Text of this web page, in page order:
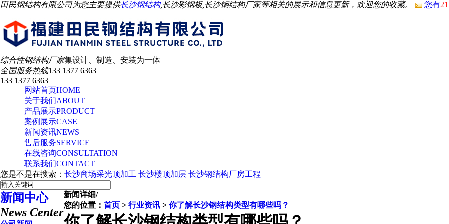
田民钢结构有限公司为您主要提供长沙钢结构,长沙彩钢板,长沙钢结构厂家等相关的展示和信息更新，欢迎您的收藏。 您有21
综合性钢结构厂家集设计、制造、安装为一体
全国服务热线133 1377 6363
133 1377 6363
网站首页HOME
关于我们ABOUT
产品展示PRODUCT
案例展示CASE
新闻资讯NEWS
售后服务SERVICE
在线咨询CONSULTATION
联系我们CONTACT
您是不是在搜索： 长沙商场采光顶加工 长沙楼顶加层 长沙钢结构厂房工程
新闻中心
News Center
新闻详细/
您的位置： 首页 > 行业资讯 > 你了解长沙钢结构类型有哪些吗？